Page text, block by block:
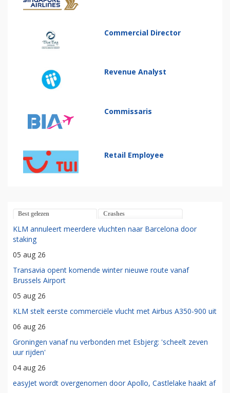
Commercial Director
Revenue Analyst
Commissaris
Retail Employee
Best gelezen Crashes
KLM annuleert meerdere vluchten naar Barcelona door
staking
05 aug 26
Transavia opent komende winter nieuwe route vanaf
Brussels Airport
05 aug 26
KLM stelt eerste commerciële vlucht met Airbus A350-900 uit
06 aug 26
Groningen vanaf nu verbonden met Esbjerg: 'scheelt zeven
uur rijden'
04 aug 26
easyJet wordt overgenomen door Apollo, Castlelake haakt af